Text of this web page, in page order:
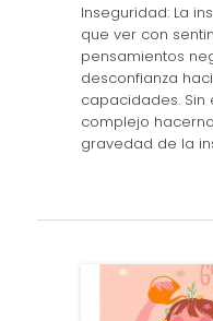
Inseguridad: La
que ver con
pensamientos
desconfianza
capacidades.
complejo
gravedad de la